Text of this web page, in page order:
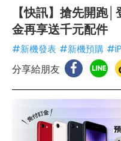
【快訊】搶先開跑
金再享送千元配件
#新機發表 #新機預購
分享給朋友